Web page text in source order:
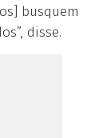
busquem
disse.